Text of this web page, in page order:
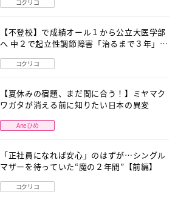
コクリコ
【不登校】で成績オール１から公立大医学部
へ 中２で起立性調節障害「治るまで３年」の
コクリコ
【夏休みの宿題、まだ間に合う！】ミヤマク
ワガタが消える前に知りたい日本の異変
Aneひめ
「正社員になれば安心」のはずが…シングル
マザーを待っていた“魔の２年間”【前編】
コクリコ